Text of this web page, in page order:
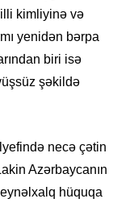
kimliyinə və
yenidən bərpa
biri isə
şəkildə
necə çətin
Azərbaycanın
hüquqa